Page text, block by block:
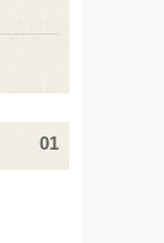
01